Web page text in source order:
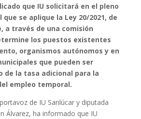
que IU solicitará en el pleno
se aplique la Ley 20/2021, de
a través de una comisión
los puestos existentes
organismos autónomos y en
que pueden ser
de la tasa adicional para la
empleo temporal.
de IU Sanlúcar y diputada
Álvarez, ha informado que IU